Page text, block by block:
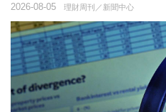
理財周刊／新聞中心
2026-08-05